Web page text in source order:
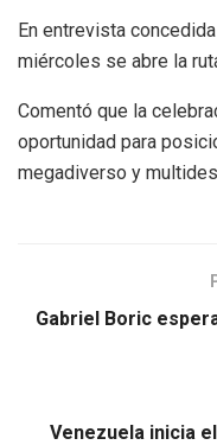
En entrevista
miércoles se abre la
Comentó que la
oportunidad para
megadiverso y
Gabriel Boric
Venezuela inicia